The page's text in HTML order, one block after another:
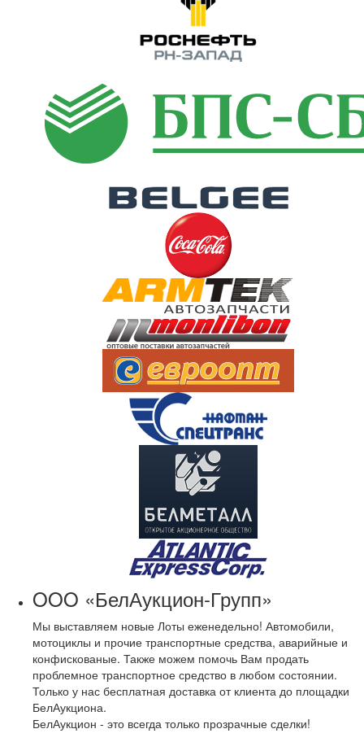
OOO «БелАукцион-Групп»
Мы выставляем новые Лоты еженедельно! Автомобили,
мотоциклы и прочие транспортные средства, аварийные и
конфискованые. Также можем помочь Вам продать
проблемное транспортное средство в любом состоянии.
Только у нас бесплатная доставка от клиента до площадки
БелАукциона.
БелАукцион - это всегда только прозрачные сделки!